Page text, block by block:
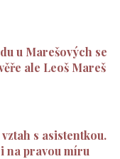
u Marešových se
ale Leoš Mareš
s asistentkou.
na pravou míru